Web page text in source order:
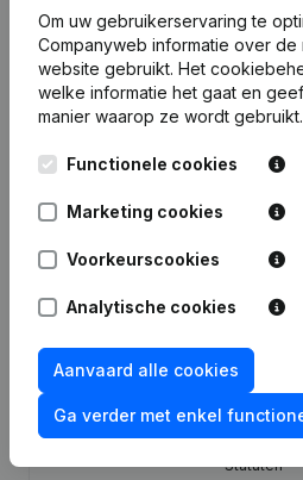
Publicatiesvan Groep
Datum Publicatie
Statuten
Wijziging
18-09-2001
Statuten
Om uw gebruikerservaring te
Companyweb informatie over
website gebruikt. Het
welke informatie het gaat en
manier waarop ze wordt gebruikt.
Functionele cookies
Marketing cookies
Voorkeurscookies
Analytische cookies
Aanvaard alle cookies
Ga verder met enkel